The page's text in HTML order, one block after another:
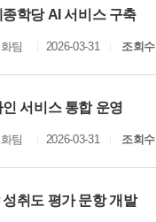
학당 AI 서비스 구축
팀 2026-03-31 조회수
서비스 통합 운영
팀 2026-03-31 조회수
취도 평가 문항 개발